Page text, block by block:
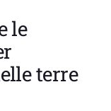
le
terre